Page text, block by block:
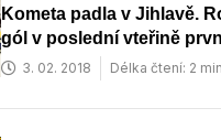
Kometa padla v Jihlavě.
gól v poslední vteřině
3. 02. 2018 Délka čtení: 2